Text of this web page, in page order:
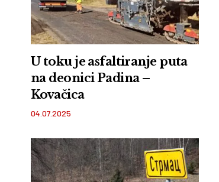
U toku je asfaltiranje puta
na deonici Padina –
Kovačica
04.07.2025